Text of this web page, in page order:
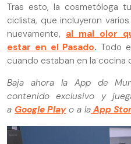
Tras esto, la cosmetóloga
ciclista, que incluyeron
nuevamente, al mal olor
estar en el Pasado. Todo
cuando estaban en la cocina
Baja ahora la App de
contenido exclusivo y
a Google Playo a laApp